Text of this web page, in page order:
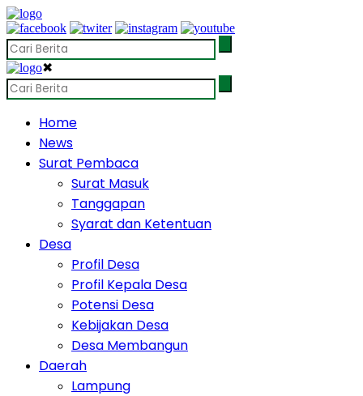
✖
Home
News
Surat Pembaca
Surat Masuk
Tanggapan
Syarat dan Ketentuan
Desa
Profil Desa
Profil Kepala Desa
Potensi Desa
Kebijakan Desa
Desa Membangun
Daerah
Lampung